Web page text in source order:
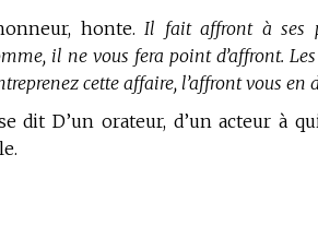
honte. Il fait affront à ses
il ne vous fera point d’affront.
cette affaire, l’affront vous en
dit D’un orateur, d’un acteur à